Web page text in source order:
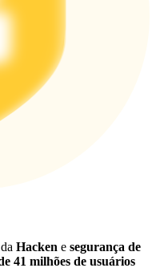
Hacken e segurança de
41 milhões de usuários